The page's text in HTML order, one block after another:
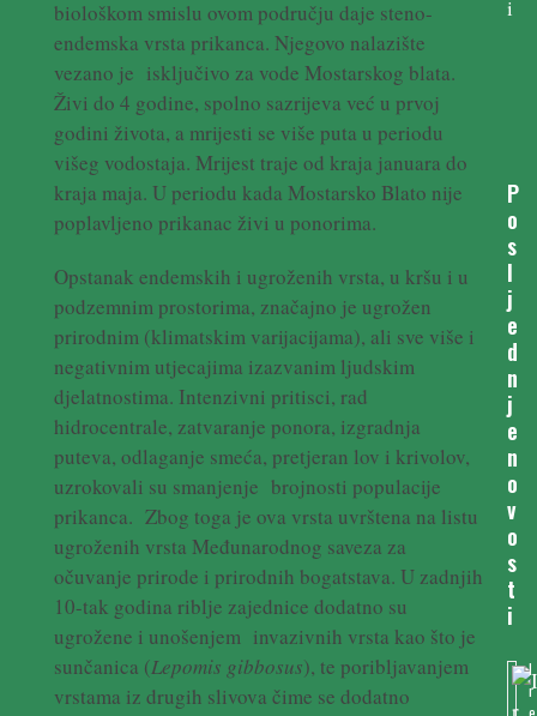
biološkom smislu ovom području daje steno-
endemska vrsta prikanca. Njegovo nalazište
vezano je isključivo za vode Mostarskog blata.
Živi do 4 godine, spolno sazrijeva već u prvoj
godini života, a mrijesti se više puta u periodu
višeg vodostaja. Mrijest traje od kraja januara do
kraja maja. U periodu kada Mostarsko Blato nije
poplavljeno prikanac živi u ponorima.
Opstanak endemskih i ugroženih vrsta, u kršu i u
podzemnim prostorima, značajno je ugrožen
prirodnim (klimatskim varijacijama), ali sve više i
negativnim utjecajima izazvanim ljudskim
djelatnostima. Intenzivni pritisci, rad
hidrocentrale, zatvaranje ponora, izgradnja
puteva, odlaganje smeća, pretjeran lov i krivolov,
uzrokovali su smanjenje brojnosti populacije
prikanca. Zbog toga je ova vrsta uvrštena na listu
ugroženih vrsta Međunarodnog saveza za
očuvanje prirode i prirodnih bogatstava. U zadnjih
10-tak godina riblje zajednice dodatno su
ugrožene i unošenjem invazivnih vrsta kao što je
sunčanica (Lepomis gibbosus), te poribljavanjem
vrstama iz drugih slivova čime se dodatno
i
P
o
s
l
j
e
d
n
j
e
n
o
v
o
s
t
i
I
r
e